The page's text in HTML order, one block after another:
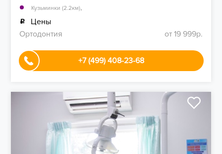
Кузьминки (2.2км),
Цены
Ортодонтия
от 19 999р.
+7 (499) 408-23-68